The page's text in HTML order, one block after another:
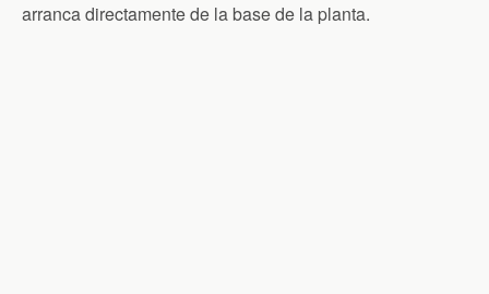
arranca directamente de la base de la planta.